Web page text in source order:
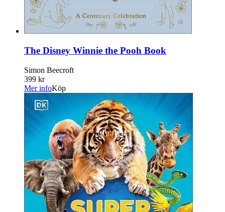
The Disney Winnie the Pooh Book
Simon Beecroft
399 kr
Mer infoKöp